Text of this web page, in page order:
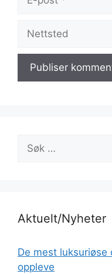
Nettsted
Søk
etter:
Aktuelt/Nyheter
De mest luksuriøse
oppleve